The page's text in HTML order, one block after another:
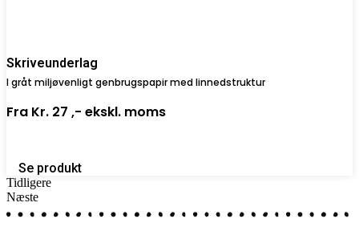
Skriveunderlag
I gråt miljøvenligt genbrugspapir med linnedstruktur
Fra Kr. 27 ,- ekskl. moms
Se produkt
Tidligere
Næste